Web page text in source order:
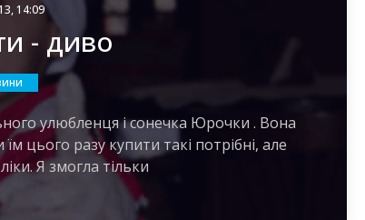
14:09
- диво
улюбленця і сонечка Юрочки . Вона
цього разу купити такі потрібні, але
Я змогла тільки